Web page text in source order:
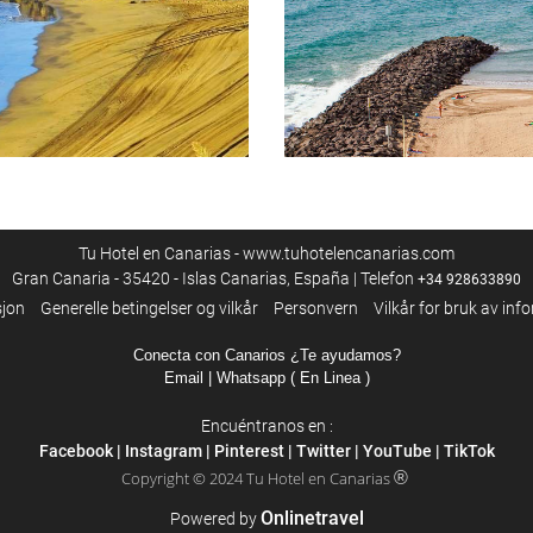
Tu Hotel en Canarias - www.tuhotelencanarias.com
Gran Canaria - 35420 - Islas Canarias, España | Telefon +34 928633890
Generelle betingelser og vilkår Personvern Vilkår for bruk av
Conecta con Canarios ¿Te ayudamos?
Email | Whatsapp ( En Linea )
Encuéntranos en :
Facebook| Instagram| Pinterest| Twitter| YouTube | TikTok
Copyright © 2024 Tu Hotel en Canarias®
Powered byOnlinetravel